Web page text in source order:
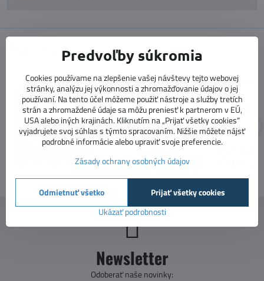
Newsletter
Odoberať naše novinky:
Predvoľby súkromia
Cookies používame na zlepšenie vašej návštevy tejto webovej
stránky, analýzu jej výkonnosti a zhromažďovanie údajov o jej
používaní. Na tento účel môžeme použiť nástroje a služby tretích
strán a zhromaždené údaje sa môžu preniesť k partnerom v EÚ,
USA alebo iných krajinách. Kliknutím na „Prijať všetky cookies“
vyjadrujete svoj súhlas s týmto spracovaním. Nižšie môžete nájsť
podrobné informácie alebo upraviť svoje preferencie.
Zásady ochrany osobných údajov
Ukázať podrobnosti
Prijať všetky cookies
Odmietnuť všetko